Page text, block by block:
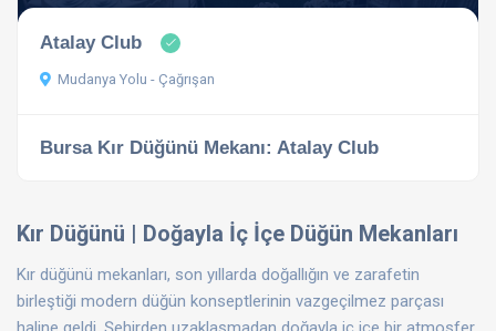
Atalay Club
Mudanya Yolu - Çağrışan
Bursa Kır Düğünü Mekanı: Atalay Club
Kır Düğünü | Doğayla İç İçe Düğün Mekanları
Kır düğünü mekanları, son yıllarda doğallığın ve zarafetin
birleştiği modern düğün konseptlerinin vazgeçilmez parçası